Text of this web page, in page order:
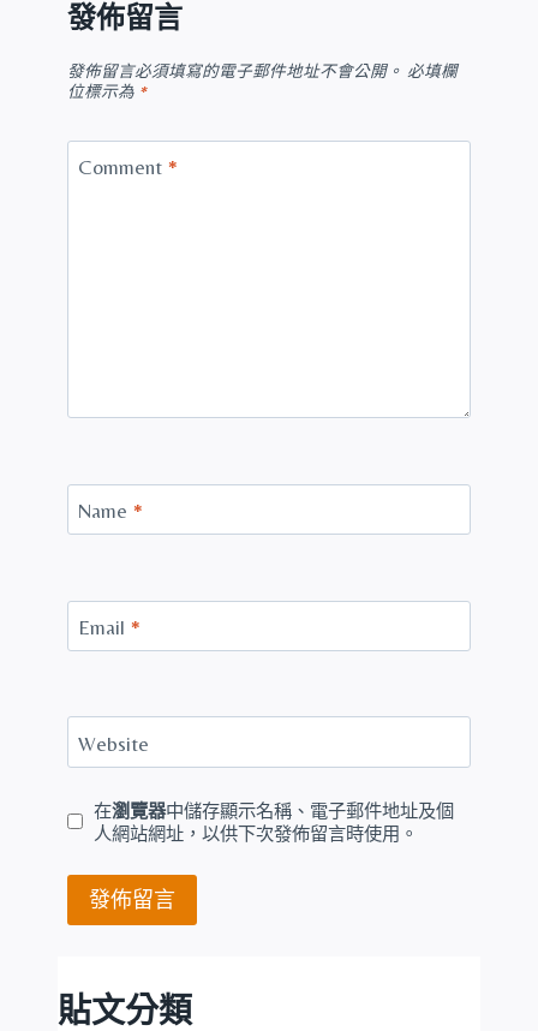
發佈留言
發佈留言必須填寫的電子郵件地址不會公開。 必填欄
位標示為 *
Comment *
Name *
Email *
Website
在瀏覽器中儲存顯示名稱、電子郵件地址及個
人網站網址，以供下次發佈留言時使用。
貼文分類